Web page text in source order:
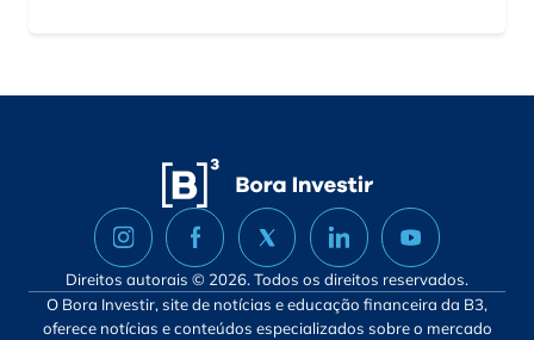
Direitos autorais © 2026. Todos os direitos reservados.
O Bora Investir, site de notícias e educação financeira da B3,
oferece notícias e conteúdos especializados sobre o mercado